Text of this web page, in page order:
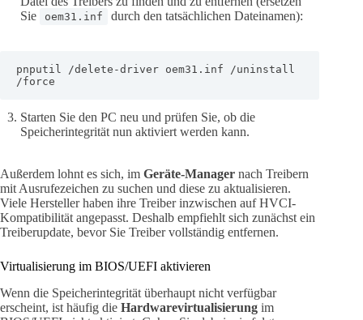
Sie
oem31.inf durch den tatsächlichen Dateinamen):
pnputil /delete-driver oem31.inf /uninstall
/force
Starten Sie den PC neu und prüfen Sie, ob die
Speicherintegrität nun aktiviert werden kann.
Außerdem lohnt es sich, im Geräte-Manager nach Treibern
mit Ausrufezeichen zu suchen und diese zu aktualisieren.
Viele Hersteller haben ihre Treiber inzwischen auf HVCI-
Kompatibilität angepasst. Deshalb empfiehlt sich zunächst ein
Treiberupdate, bevor Sie Treiber vollständig entfernen.
Virtualisierung im BIOS/UEFI aktivieren
Wenn die Speicherintegrität überhaupt nicht verfügbar
erscheint, ist häufig die Hardwarevirtualisierung im